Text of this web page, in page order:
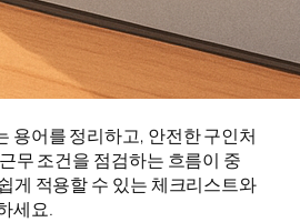
용어를 정리하고, 안전한 구인처
무 조건을 점검하는 흐름이 중
게 적용할 수 있는 체크리스트와
세요.